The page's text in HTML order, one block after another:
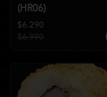
(HR06)
$6.290
$6.990